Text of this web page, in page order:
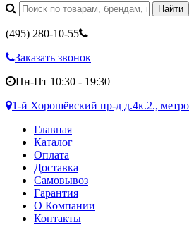
(495) 280-10-55
Заказать звонок
Пн-Пт 10:30 - 19:30
1-й Хорошёвский пр-д д.4к.2.,
Главная
Каталог
Оплата
Доставка
Самовывоз
Гарантия
О Компании
Контакты